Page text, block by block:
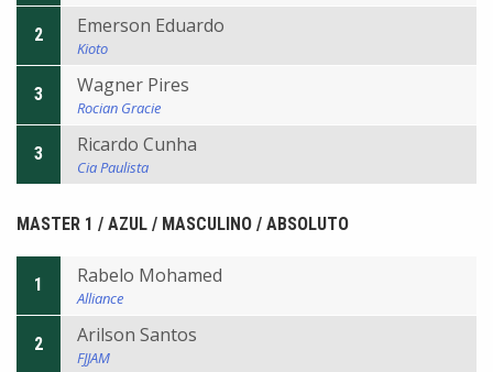
2 Emerson Eduardo
Kioto
3 Wagner Pires
Rocian Gracie
3 Ricardo Cunha
Cia Paulista
MASTER 1 / AZUL / MASCULINO / ABSOLUTO
1 Rabelo Mohamed
Alliance
2 Arilson Santos
FJJAM